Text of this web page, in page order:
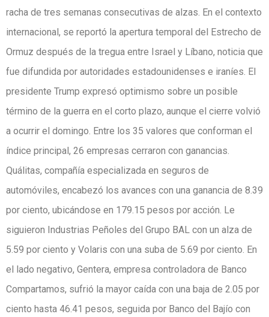
racha de tres semanas consecutivas de alzas. En el contexto
internacional, se reportó la apertura temporal del Estrecho de
Ormuz después de la tregua entre Israel y Líbano, noticia que
fue difundida por autoridades estadounidenses e iraníes. El
presidente Trump expresó optimismo sobre un posible
término de la guerra en el corto plazo, aunque el cierre volvió
a ocurrir el domingo. Entre los 35 valores que conforman el
índice principal, 26 empresas cerraron con ganancias.
Quálitas, compañía especializada en seguros de
automóviles, encabezó los avances con una ganancia de 8.39
por ciento, ubicándose en 179.15 pesos por acción. Le
siguieron Industrias Peñoles del Grupo BAL con un alza de
5.59 por ciento y Volaris con una suba de 5.69 por ciento. En
el lado negativo, Gentera, empresa controladora de Banco
Compartamos, sufrió la mayor caída con una baja de 2.05 por
ciento hasta 46.41 pesos, seguida por Banco del Bajío con